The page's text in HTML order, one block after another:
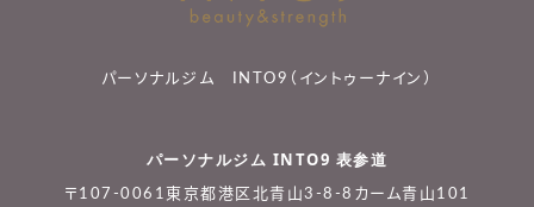
パーソナルジム INTO9（イントゥーナイン）
パーソナルジム INTO9 表参道
〒107-0061東京都港区北青山3-8-8カーム青山101